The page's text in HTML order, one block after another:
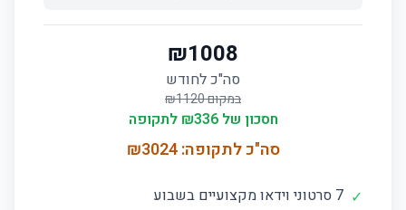
₪1008
סה"כ לחודש
במקום ₪1120
חסכון של ₪336 לתקופה
סה"כ לתקופה: ₪3024
✓ 7 סרטוני וידאו מקצועיים בשבוע